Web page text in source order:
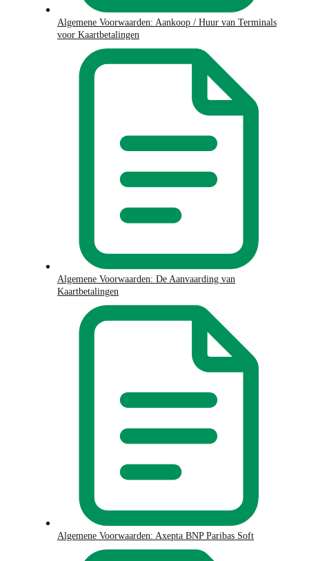
Algemene Voorwaarden: Aankoop / Huur van Terminals
voor Kaartbetalingen
Algemene Voorwaarden: De Aanvaarding van
Kaartbetalingen
Algemene Voorwaarden: Axepta BNP Paribas Soft